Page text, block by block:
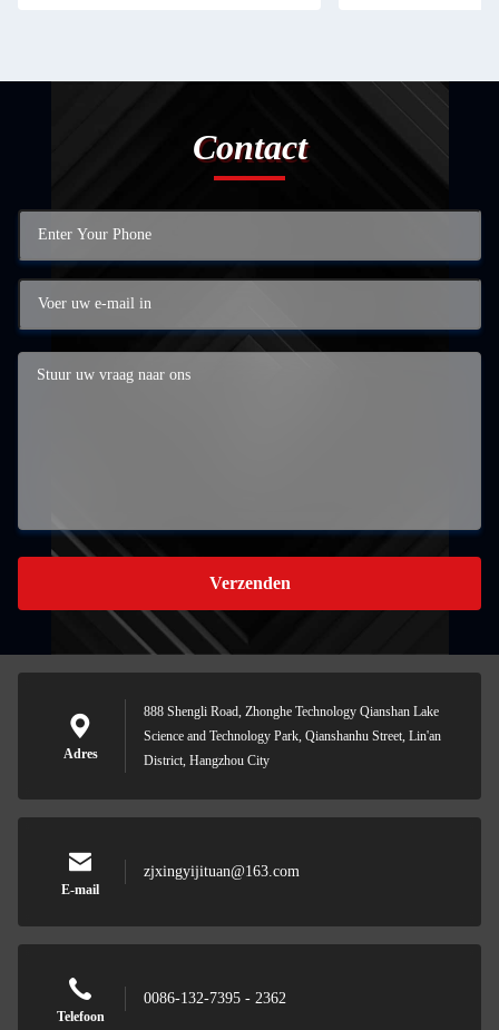
Contact
Verzenden
Adres
888 Shengli Road, Zhonghe Technology Qianshan Lake
Science and Technology Park, Qianshanhu Street, Lin'an
District, Hangzhou City
E-mail
zjxingyijituan@163.com
Telefoon
0086-132-7395 - 2362